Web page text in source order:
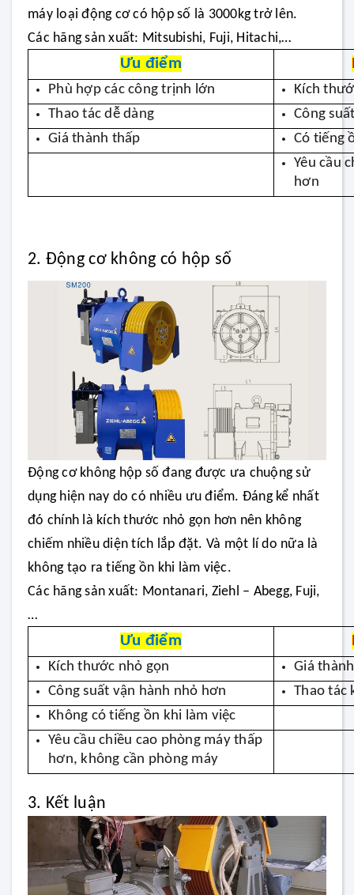
máy loại động cơ có hộp số là 3000kg trở lên.
Các hãng sản xuất: Mitsubishi, Fuji, Hitachi,…
Ưu điểm
Phù hợp các công trịnh lớn
Kích
Thao tác dễ dàng
Công
Giá thành thấp
Có tiếng
Yêu cầu
hơn
2. Động cơ không có hộp số
Động cơ không hộp số đang được ưa chuộng sử
dụng hiện nay do có nhiều ưu điểm. Đáng kể nhất
đó chính là kích thước nhỏ gọn hơn nên không
chiếm nhiều diện tích lắp đặt. Và một lí do nữa là
không tạo ra tiếng ồn khi làm việc.
Các hãng sản xuất: Montanari, Ziehl – Abegg, Fuji,
…
Ưu điểm
Kích thước nhỏ gọn
Giá
Công suất vận hành nhỏ hơn
Thao tác
Không có tiếng ồn khi làm việc
Yêu cầu chiều cao phòng máy thấp
hơn, không cần phòng máy
3. Kết luận